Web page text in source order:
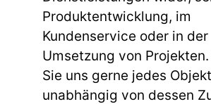
Produktentwicklung, im
Kundenservice oder in der
Umsetzung von
Sie uns gerne jedes
unabhängig von dessen